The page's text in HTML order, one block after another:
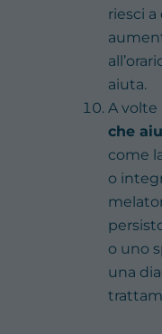
riesci
aiuta.
A volte
che
come
o
o uno
una